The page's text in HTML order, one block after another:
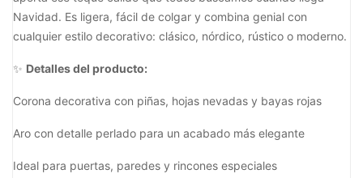
Navidad. Es ligera, fácil de colgar y combina genial con
cualquier estilo decorativo: clásico, nórdico, rústico o moderno.
✨ Detalles del producto:
Corona decorativa con piñas, hojas nevadas y bayas rojas
Aro con detalle perlado para un acabado más elegante
Ideal para puertas, paredes y rincones especiales